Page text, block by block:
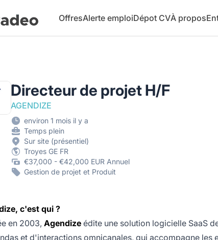
OffresAlerte emploiDépot CVÀ propos
Directeur de projet H/F
AGENDIZE
environ 1 mois il y a
Temps plein
Sur site (présentiel)
Troyes GE FR
€37,000 - €42,000 EUR Annuel
Gestion de projet et Produit
c'est qui ?
en 2003, Agendize édite une solution logicielle SaaS
et d'interactions omnicanales, qui accompagne les